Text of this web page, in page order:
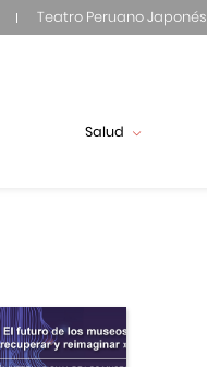
Teatro Peruano Japonés
Salud